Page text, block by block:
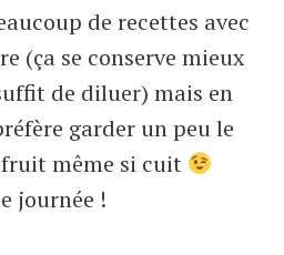
de recettes avec
(ça se conserve mieux
de diluer) mais en
garder un peu le
même si cuit
journée !